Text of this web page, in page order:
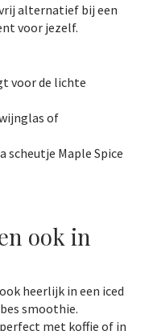
alternatief bij een
voor jezelf.
voor de lichte
of
scheutje Maple Spice
ook in
heerlijk in een iced
smoothie.
met koffie of in